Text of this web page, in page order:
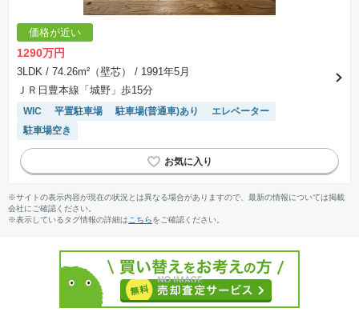
価格が近い
1290万円
3LDK / 74.26m²（壁芯）
/ 1991年5月
ＪＲ日豊本線「城野」歩15分
WIC 平置駐車場 駐車場(普通車)あり
エレベーター
駐車場空き
※サイトの表示内容が現在の状況とは異なる場合がありますので、最新の情報については掲載
会社にご確認ください。
※表示しているタグ情報の詳細は こちらをご確認ください。